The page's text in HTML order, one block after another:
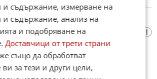
болници лекуват и отровени
и съдържание, измерване на
и съдържание, анализ на
и подобряване на
Доставчици от трети страни
също да обработват
за тези и други цели,